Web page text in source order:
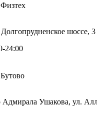
шоссе, 3
24:00
Адмирала Ушакова, ул.